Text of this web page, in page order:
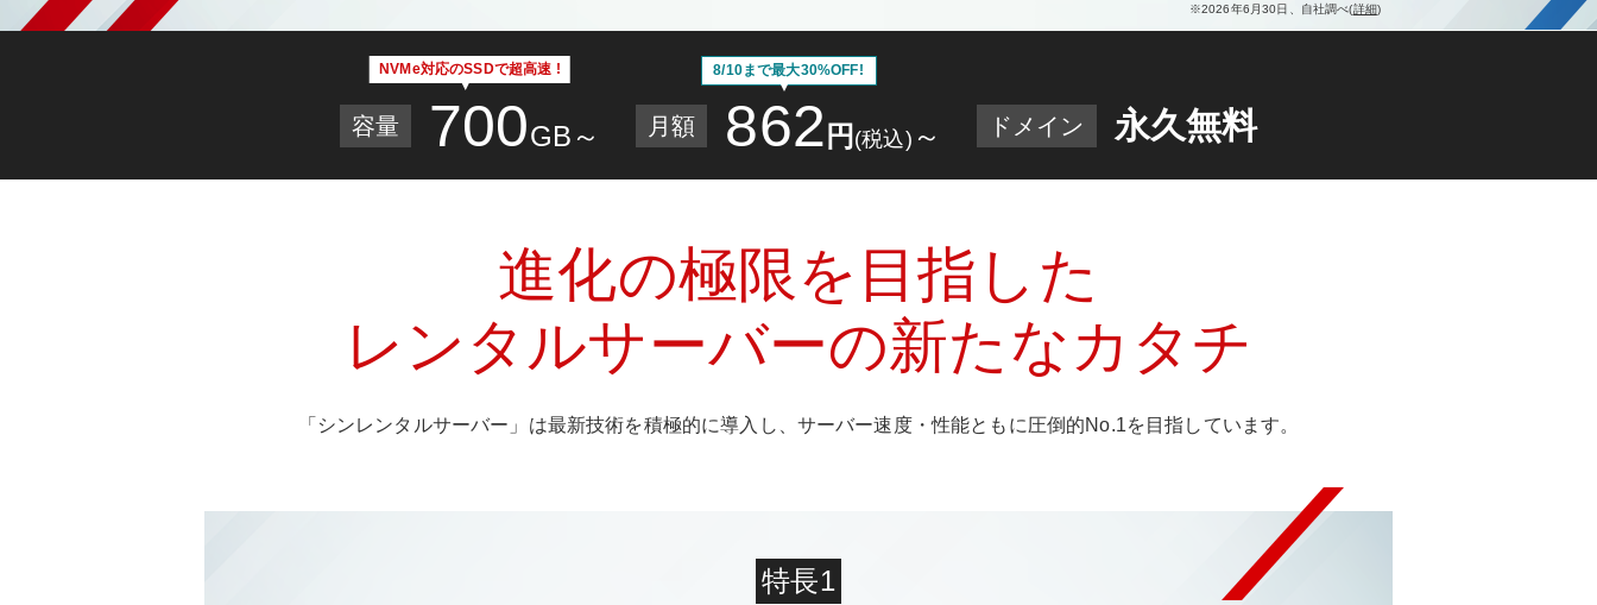
※2026年6月30日、自社調べ(詳細)
NVMe対応のSSDで超高速 !
容量 700GB～
8/10まで最大30%OFF!
月額 862 円 (税込) ～ ドメイン 永久無料
進化の極限を目指した
レンタルサーバーの新たなカタチ
「シンレンタルサーバー」は最新技術を積極的に導入し、サーバー速度・性能ともに圧倒的No.1を目指しています。
特長1